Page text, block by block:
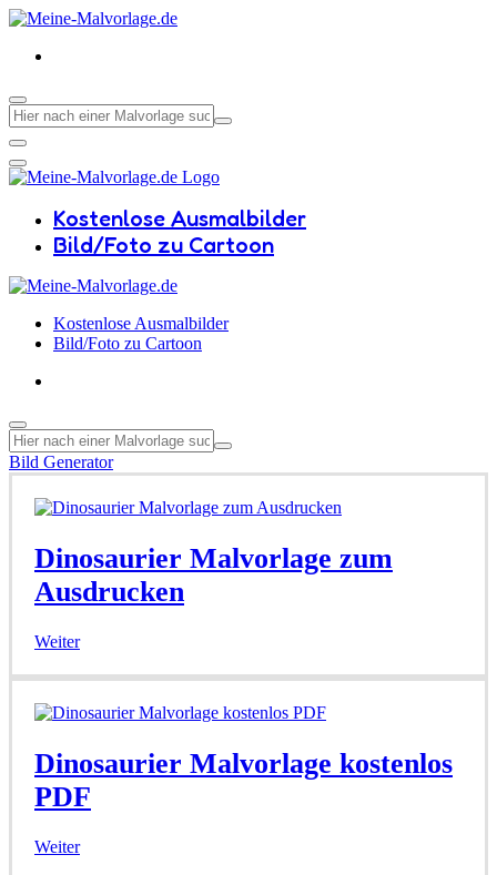
Kostenlose Ausmalbilder
Bild/Foto zu Cartoon
Kostenlose Ausmalbilder
Bild/Foto zu Cartoon
Bild Generator
Dinosaurier Malvorlage zum
Ausdrucken
Weiter
Dinosaurier Malvorlage kostenlos
PDF
Weiter